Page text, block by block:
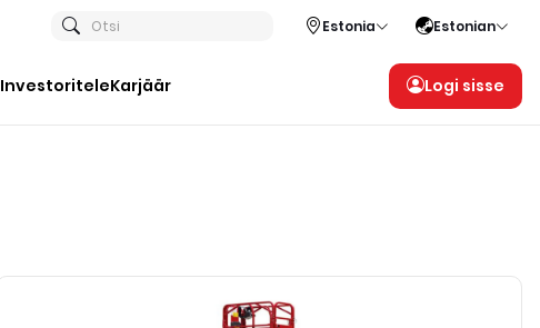
Otsi Estonia Estonian
InvestoriteleKarjäär Logi sisse